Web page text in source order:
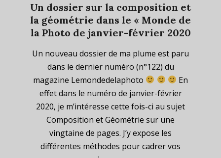
Un dossier sur la composition et
la géométrie dans le « Monde de
la Photo de janvier-février 2020
01-
Un nouveau dossier de ma plume est paru
dans le dernier numéro (n°122) du
magazine Lemondedelaphoto
En
effet dans le numéro de janvier-février
2020, je m’intéresse cette fois-ci au sujet
Composition et Géométrie sur une
vingtaine de pages. J’y expose les
différentes méthodes pour cadrer vos